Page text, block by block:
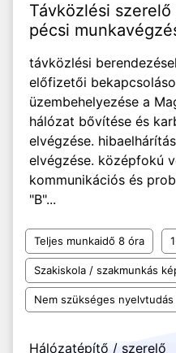
Távközlési szerelő
pécsi
távközlési
előfizetői
üzembehelyezése a
hálózat bővítése és
elvégzése.
elvégzése. középfokú
kommunikációs és
"B"...
Teljes munkaidő 8 óra
Szakiskola / szakmunkás
Nem szükséges nyelvtudás
Hálózatépítő / szerelő